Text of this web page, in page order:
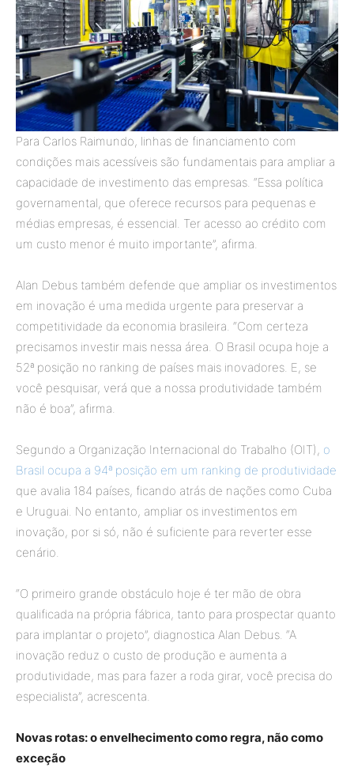
Para Carlos Raimundo, linhas de financiamento com
condições mais acessíveis são fundamentais para ampliar a
capacidade de investimento das empresas. “Essa política
governamental, que oferece recursos para pequenas e
médias empresas, é essencial. Ter acesso ao crédito com
um custo menor é muito importante”, afirma.
Alan Debus também defende que ampliar os investimentos
em inovação é uma medida urgente para preservar a
competitividade da economia brasileira. “Com certeza
precisamos investir mais nessa área. O Brasil ocupa hoje a
52ª posição no ranking de países mais inovadores. E, se
você pesquisar, verá que a nossa produtividade também
não é boa”, afirma.
Segundo a Organização Internacional do Trabalho (OIT), o
Brasil ocupa a 94ª posição em um ranking de produtividade
que avalia 184 países, ficando atrás de nações como Cuba
e Uruguai. No entanto, ampliar os investimentos em
inovação, por si só, não é suficiente para reverter esse
cenário.
“O primeiro grande obstáculo hoje é ter mão de obra
qualificada na própria fábrica, tanto para prospectar quanto
para implantar o projeto”, diagnostica Alan Debus. “A
inovação reduz o custo de produção e aumenta a
produtividade, mas para fazer a roda girar, você precisa do
especialista”, acrescenta.
Novas rotas: oenvelhecimento como regra, não como
exceção